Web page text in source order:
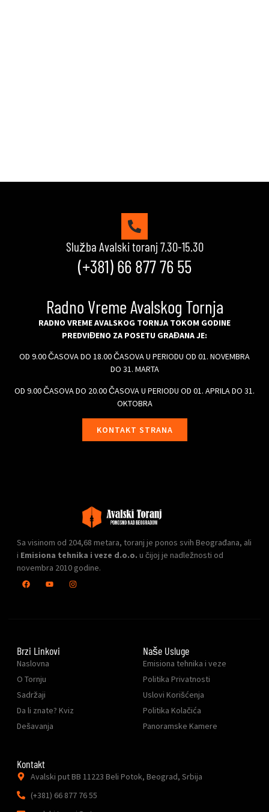
Služba Avalski toranj 7.30-15.30
(+381) 66 877 76 55
Radno Vreme Avalskog Tornja
RADNO VREME AVALSKOG TORNJA TOKOM GODINE
PREDVIĐENO ZA POSETU GRAĐANA JE:
OD 9.00 ČASOVA DO 18.00 ČASOVA U PERIODU OD 01. NOVEMBRA
DO 31. MARTA
OD 9.00 ČASOVA DO 20.00 ČASOVA U PERIODU OD 01. APRILA DO 31.
OKTOBRA
KONTAKT STRANA
Sa visinom od 204,68 metara, toranj je ponos svih Beograđana, ali
i Emisiona tehnika i veze d.o.o. u čijoj je nadležnosti od
novembra 2010 godine.
Brzi Linkovi
Naslovna
O Tornju
Sadržaji
Da li znate? Kviz
Dešavanja
Naše Usluge
Emisiona tehnika i veze
Politika Privatnosti
Uslovi Korišćenja
Politika Kolačića
Panoramske Kamere
Kontakt
Avalski put BB 11223 Beli Potok, Beograd, Srbija
(+381) 66 877 76 55